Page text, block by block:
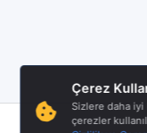
Çerez
Sizlere daha
çerezler